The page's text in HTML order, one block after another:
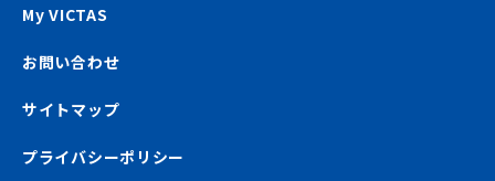
My VICTAS
お問い合わせ
サイトマップ
プライバシーポリシー